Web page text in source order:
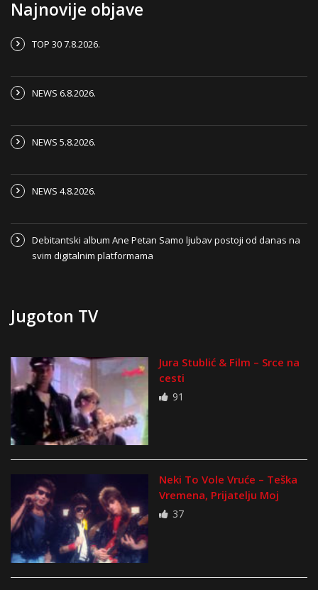
Najnovije objave
TOP 30 7.8.2026.
NEWS 6.8.2026.
NEWS 5.8.2026.
NEWS 4.8.2026.
Debitantski album Ane Petan Samo ljubav postoji od danas na
svim digitalnim platformama
Jugoton TV
Jura Stublić & Film – Srce na
cesti
91
Neki To Vole Vruće – Teška
Vremena, Prijatelju Moj
37